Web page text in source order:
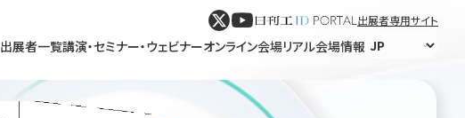
出展者専用サイト
出展者一覧講演・セミナー・ウェビナーオンライン会場リアル会場情報